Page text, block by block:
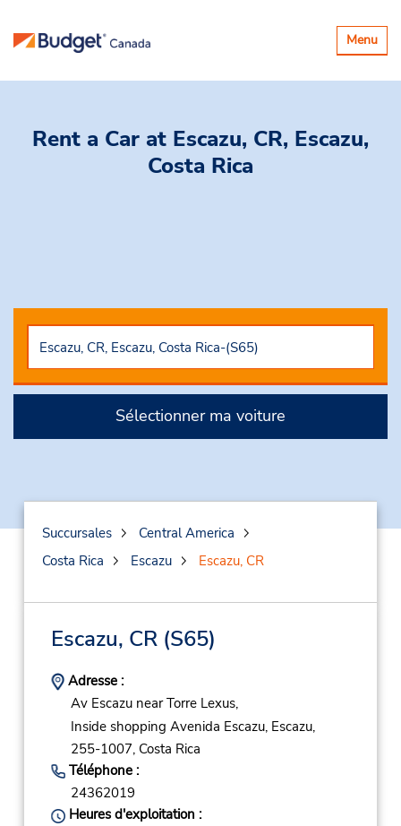
Basculer
la
Menu
Rent a Car at Escazu, CR, Escazu,
Costa Rica
Sélectionner ma voiture
Succursales
Central America
Costa Rica
Escazu Escazu, CR
Escazu, CR(S65)
Adresse :
Av Escazu near Torre Lexus,
Inside shopping Avenida Escazu, Escazu,
255-1007, Costa Rica
Téléphone :
24362019
Heures d'exploitation :